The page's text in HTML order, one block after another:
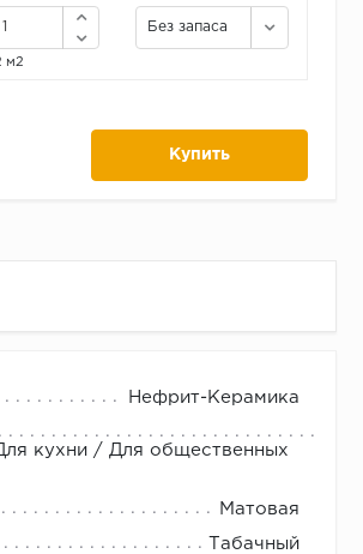
м2
Без запаса
Купить
Нефрит-Керамика
кухни / Для общественных
Матовая
Табачный